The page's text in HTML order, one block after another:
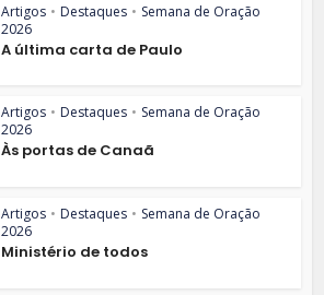
Artigos • Destaques • Semana de Oração
2026
A última carta de Paulo
Artigos • Destaques • Semana de Oração
2026
Às portas de Canaã
Artigos • Destaques • Semana de Oração
2026
Ministério de todos